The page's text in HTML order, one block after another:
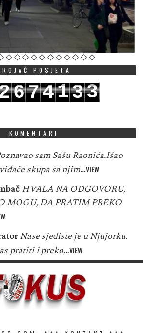
POSJETA
674133
KOMENTARI
sam Sašu Raonića.Išao
skupa sa njim…VIEW
HVALA NA ODGOVORU,
MOGU, DA PRATIM PREKO
Nase sjediste je u Njujorku.
pratiti i preko…VIEW